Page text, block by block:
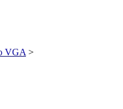
VGA >